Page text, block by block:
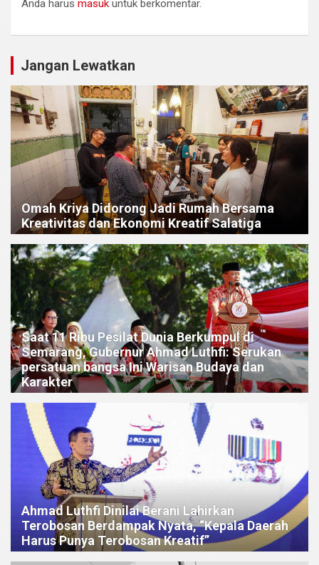
Anda harus masuk untuk berkomentar.
Jangan Lewatkan
Omah Kriya Didorong Jadi Rumah Bersama
Kreativitas dan Ekonomi Kreatif Salatiga
Saat 11 Ribu Pesilat Dunia Berkumpul di
Semarang, Gubernur Ahmad Luthfi: Serukan
persatuan bangsa Ini Warisan Budaya dan
Karakter
Ahmad Luthfi Dinilai Berani Lahirkan
Terobosan Berdampak Nyata, “Kepala Daerah
Harus Punya Terobosan Kreatif”